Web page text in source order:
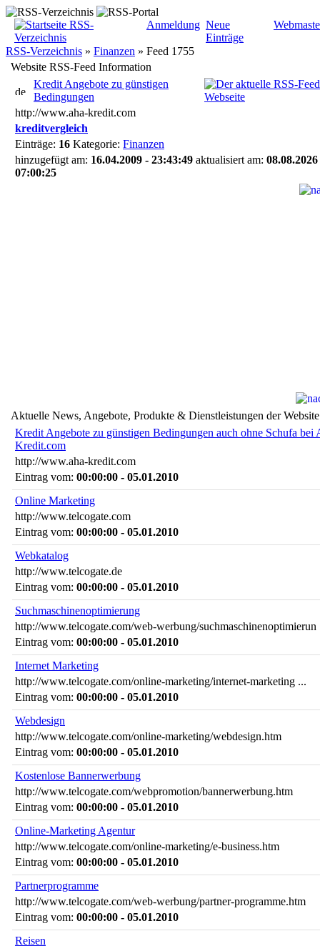
Anmeldung Neue
Einträge
RSS-Verzeichnis » Finanzen » Feed 1755
Website RSS-Feed Information
Kredit Angebote zu günstigen
Bedingungen
http://www.aha-kredit.com
kreditvergleich
Einträge: 16 Kategorie: Finanzen
hinzugefügt am: 16.04.2009 - 23:43:49 aktualisiert am: 08.08.2026
07:00:25
Aktuelle News, Angebote, Produkte & Dienstleistungen der Website
Kredit Angebote zu günstigen Bedingungen auch ohne Schufa bei
Kredit.com
http://www.aha-kredit.com
Eintrag vom: 00:00:00 - 05.01.2010
Online Marketing
http://www.telcogate.com
Eintrag vom: 00:00:00 - 05.01.2010
Webkatalog
http://www.telcogate.de
Eintrag vom: 00:00:00 - 05.01.2010
Suchmaschinenoptimierung
http://www.telcogate.com/web-werbung/suchmaschinenoptimierun
Eintrag vom: 00:00:00 - 05.01.2010
Internet Marketing
http://www.telcogate.com/online-marketing/internet-marketing ...
Eintrag vom: 00:00:00 - 05.01.2010
Webdesign
http://www.telcogate.com/online-marketing/webdesign.htm
Eintrag vom: 00:00:00 - 05.01.2010
Kostenlose Bannerwerbung
http://www.telcogate.com/webpromotion/bannerwerbung.htm
Eintrag vom: 00:00:00 - 05.01.2010
Online-Marketing Agentur
http://www.telcogate.com/online-marketing/e-business.htm
Eintrag vom: 00:00:00 - 05.01.2010
Partnerprogramme
http://www.telcogate.com/web-werbung/partner-programme.htm
Eintrag vom: 00:00:00 - 05.01.2010
Reisen